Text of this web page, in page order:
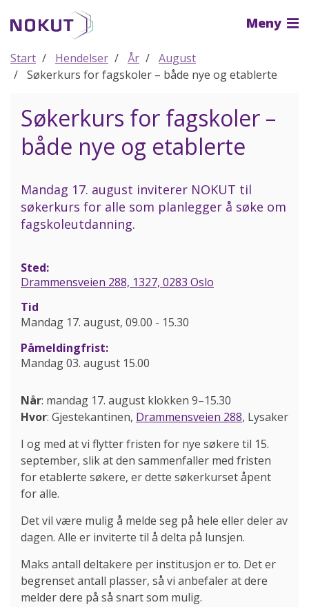
hovedinnhold
Meny
Start Hendelser År
August
Søkerkurs for fagskoler – både nye og etablerte
Søkerkurs for fagskoler –
både nye og etablerte
Mandag 17. august inviterer NOKUT til
søkerkurs for alle som planlegger å søke om
fagskoleutdanning.
Sted:
Drammensveien 288, 1327, 0283 Oslo
Tid
Mandag 17. august, 09.00 - 15.30
Påmeldingfrist:
Mandag 03. august 15.00
Når: mandag 17. august klokken 9–15.30
Hvor: Gjestekantinen, Drammensveien 288, Lysaker
I og med at vi flytter fristen for nye søkere til 15.
september, slik at den sammenfaller med fristen
for etablerte søkere, er dette søkerkurset åpent
for alle.
Det vil være mulig å melde seg på hele eller deler av
dagen. Alle er inviterte til å delta på lunsjen.
Maks antall deltakere per institusjon er to. Det er
begrenset antall plasser, så vi anbefaler at dere
melder dere på så snart som mulig.